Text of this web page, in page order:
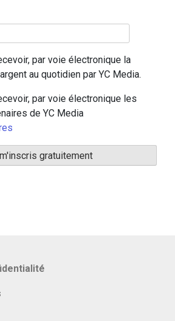
par voie électronique la
au quotidien par YC Media.
par voie électronique les
de YC Media